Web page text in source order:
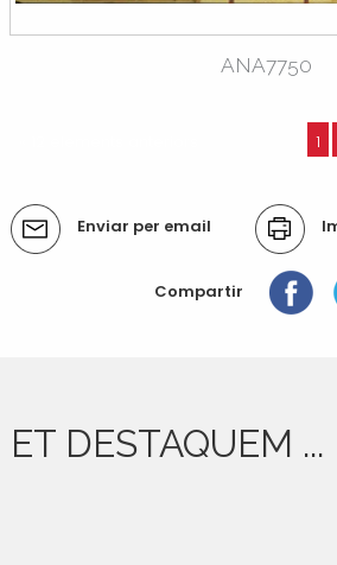
ANA7750
1
Accions
del
Enviar per email
Compartir
ET DESTAQUEM ...